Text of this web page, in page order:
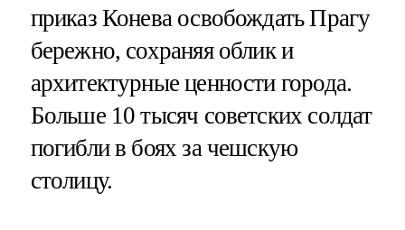
приказ Конева освобождать Прагу
бережно, сохраняя облик и
архитектурные ценности города.
Больше 10 тысяч советских солдат
погибли в боях за чешскую
столицу.